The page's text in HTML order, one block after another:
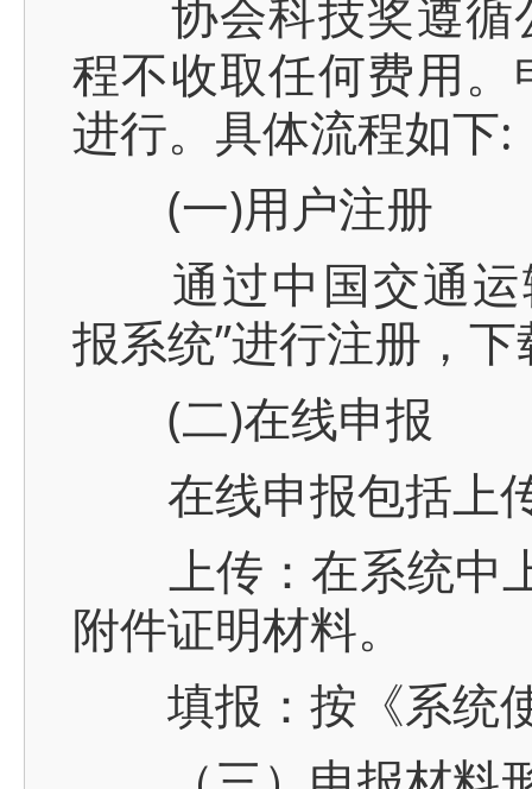
协会科技奖遵循
程不收取任何费用
进行。具体流程如下:
(一)用户注册
通过中国交通运
报系统”进行注册，
(二)在线申报
在线申报包括上
上传：在系统中上
附件证明材料。
填报：按《系统使